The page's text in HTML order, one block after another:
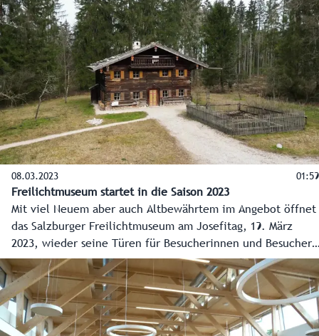
vom bäuerlichen Leben der vergangenen sechs
Jahrhunderte. Breite Spazierwege und eine Museumsbahn
führen die Besucherinnen und Besucher dabei zu den
Objekten in der 50 Hektar großen Anlage.
08.03.2023 01:59
Freilichtmuseum startet in die Saison 2023
Mit viel Neuem aber auch Altbewährtem im Angebot öffnet
das Salzburger Freilichtmuseum am Josefitag, 19. März
2023, wieder seine Türen für Besucherinnen und Besucher.
Von Zaungesprächen mit Mitarbeitern über Workshops,
Führungen bei Vollmond und natürlich Salzburger
Geschichte zum Anfassen bis hin zu neuen Veranstaltungen
wird Familien dort viel geboten.